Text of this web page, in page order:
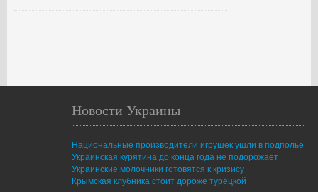
Новости Украины
Национальные производители игрушек ушли в подполье
Украинская курятина до конца года не подорожает
Украинские молочники готовятся к кризису
Крымская клубника стоит дороже турецкой